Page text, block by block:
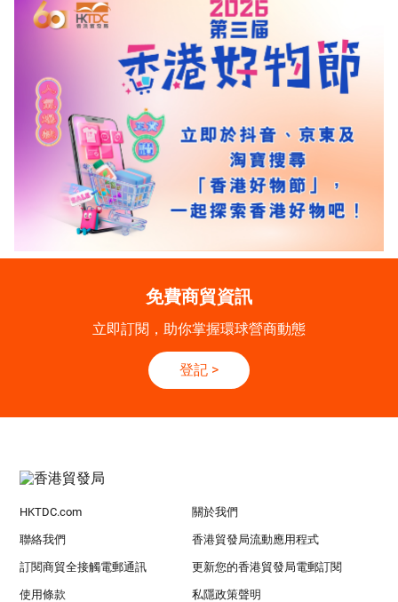
免費商貿資訊
立即訂閱，助你掌握環球營商動態
登記 >
HKTDC.com 關於我們
聯絡我們 香港貿發局流動應用程式
訂閱商貿全接觸電郵通訊 更新您的香港貿發局電郵訂閱
使用條款 私隱政策聲明